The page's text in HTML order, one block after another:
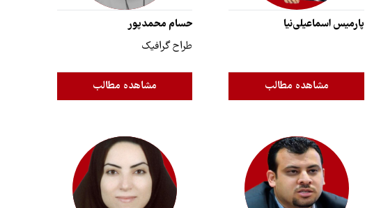
پارمیس اسماعیلی‌نیا
مشاهده مطالب
حسام محمدپور
طراح گرافیک
مشاهده مطالب